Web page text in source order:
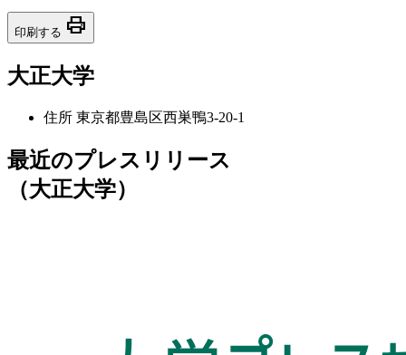
印刷する print
大正大学
住所 東京都豊島区西巣鴨3-20-1
最近のプレスリリース
（大正大学）